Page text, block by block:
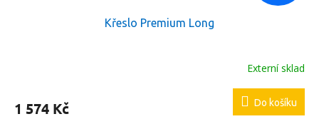
Křeslo Premium Long
Externí sklad
1 574 Kč Do košíku